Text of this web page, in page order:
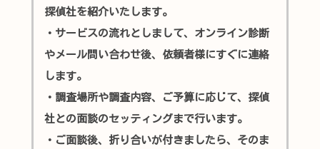
探偵社を紹介いたします。
・サービスの流れとしまして、オンライン診断
やメール問い合わせ後、依頼者様にすぐに連絡
します。
・調査場所や調査内容、ご予算に応じて、探偵
社との面談のセッティングまで行います。
・ご面談後、折り合いが付きましたら、そのま